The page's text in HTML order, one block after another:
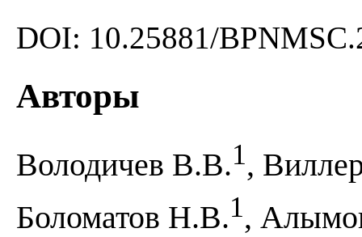
DOI: 10.25881/
Авторы
Володичев В.В.1,
Боломатов Н.В.1,